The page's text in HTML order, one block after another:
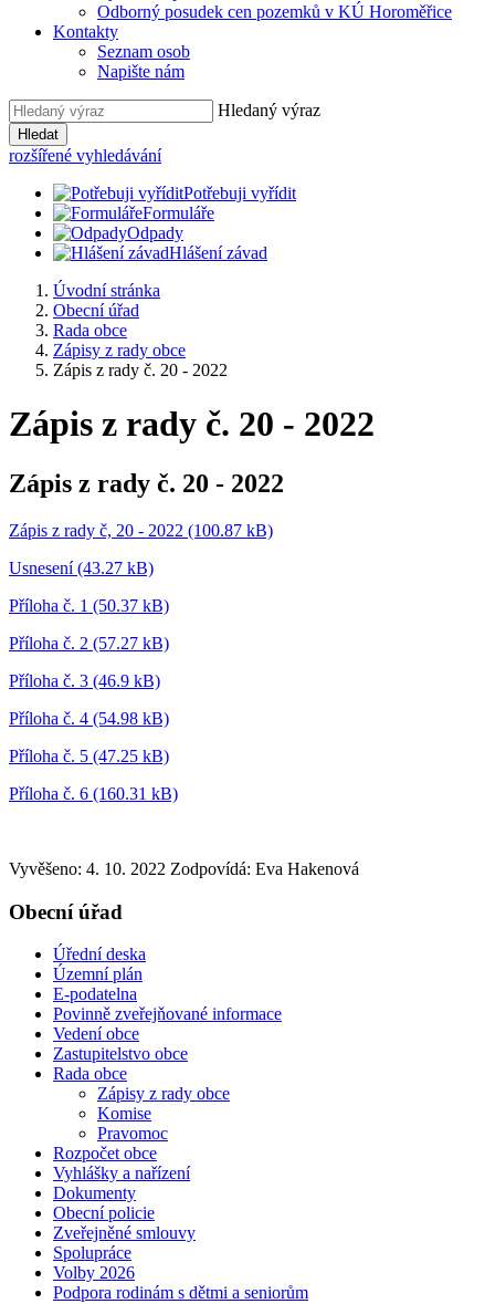
Odborný posudek cen pozemků v KÚ Horoměřice
Kontakty
Seznam osob
Napište nám
Hledaný výraz
Hledat
rozšířené vyhledávání
Potřebuji vyřídit
Formuláře
Odpady
Hlášení závad
Úvodní stránka
Obecní úřad
Rada obce
Zápisy z rady obce
Zápis z rady č. 20 - 2022
Zápis z rady č. 20 - 2022
Zápis z rady č. 20 - 2022
Zápis z rady č, 20 - 2022 (100.87 kB)
Usnesení (43.27 kB)
Příloha č. 1 (50.37 kB)
Příloha č. 2 (57.27 kB)
Příloha č. 3 (46.9 kB)
Příloha č. 4 (54.98 kB)
Příloha č. 5 (47.25 kB)
Příloha č. 6 (160.31 kB)
Vyvěšeno: 4. 10. 2022 Zodpovídá: Eva Hakenová
Obecní úřad
Úřední deska
Územní plán
E-podatelna
Povinně zveřejňované informace
Vedení obce
Zastupitelstvo obce
Rada obce
Zápisy z rady obce
Komise
Pravomoc
Rozpočet obce
Vyhlášky a nařízení
Dokumenty
Obecní policie
Zveřejněné smlouvy
Spolupráce
Volby 2026
Podpora rodinám s dětmi a seniorům